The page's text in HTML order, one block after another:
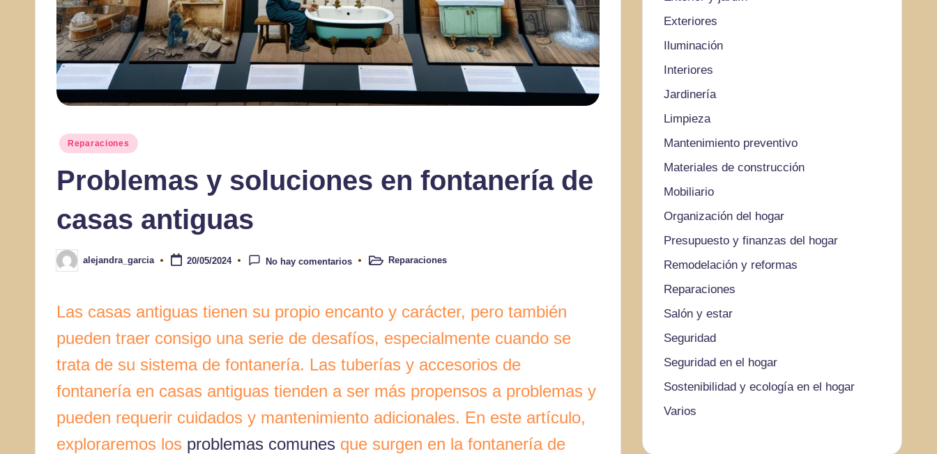
Publicado
Reparaciones
Problemas y soluciones en fontanería de
casas antiguas
Publicado
por
alejandra_garcia 20/05/2024 No hay comentarios
PublicadoReparaciones
Las casas antiguas tienen su propio encanto y carácter, pero también
pueden traer consigo una serie de desafíos, especialmente cuando se
trata de su sistema de fontanería. Las tuberías y accesorios de
fontanería en casas antiguas tienden a ser más propensos a problemas y
pueden requerir cuidados y mantenimiento adicionales. En este artículo,
exploraremos los problemas comunes que surgen en la fontanería de
Exteriores
Iluminación
Interiores
Jardinería
Limpieza
Mantenimiento preventivo
Materiales de construcción
Mobiliario
Organización del hogar
Presupuesto y finanzas del hogar
Remodelación y reformas
Reparaciones
Salón y estar
Seguridad
Seguridad en el hogar
Sostenibilidad y ecología en el hogar
Varios